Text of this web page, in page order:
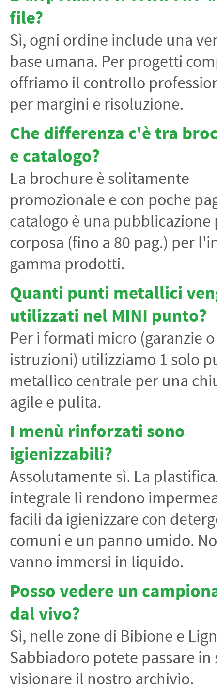
file?
Sì, ogni ordine include una
base umana. Per progetti
offriamo il controllo
per margini e risoluzione.
Che differenza c'è tra
e catalogo?
La brochure è solitamente
promozionale e con poche
catalogo è una pubblicazione
corposa (fino a 80 pag.) per
gamma prodotti.
Quanti punti metallici
utilizzati nel MINI punto?
Per i formati micro (garanzie o
istruzioni) utilizziamo 1 solo
metallico centrale per una
agile e pulita.
I menù rinforzati sono
igienizzabili?
Assolutamente sì. La
integrale li rendono
facili da igienizzare con
comuni e un panno umido.
vanno immersi in liquido.
Posso vedere un
dal vivo?
Sì, nelle zone di Bibione e
Sabbiadoro potete passare in
visionare il nostro archivio.